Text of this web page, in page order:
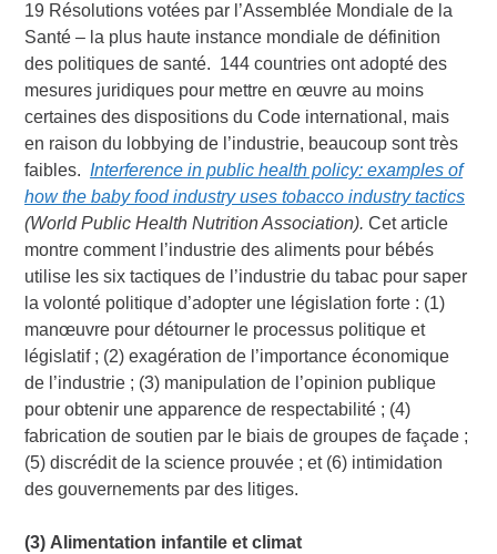
19 Résolutions votées par l’Assemblée Mondiale de la
Santé – la plus haute instance mondiale de définition
des politiques de santé. 144 countries ont adopté des
mesures juridiques pour mettre en œuvre au moins
certaines des dispositions du Code international, mais
en raison du lobbying de l’industrie, beaucoup sont très
faibles. Interference in public health policy: examples of
how the baby food industry uses tobacco industry tactics
(World Public Health Nutrition Association).Cet article
montre comment l’industrie des aliments pour bébés
utilise les six tactiques de l’industrie du tabac pour saper
la volonté politique d’adopter une législation forte : (1)
manœuvre pour détourner le processus politique et
législatif ; (2) exagération de l’importance économique
de l’industrie ; (3) manipulation de l’opinion publique
pour obtenir une apparence de respectabilité ; (4)
fabrication de soutien par le biais de groupes de façade ;
(5) discrédit de la science prouvée ; et (6) intimidation
des gouvernements par des litiges.
(3) Alimentation infantile et climat